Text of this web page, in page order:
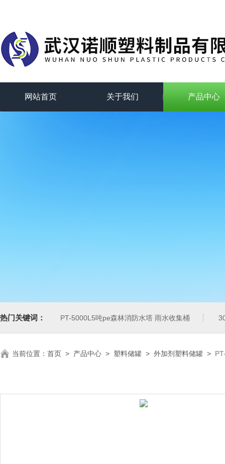
网站首页 关于我们 产品中心
热门关键词： PT-5000L5吨pe森林消防水塔 雨水收集桶
当前位置： 首页 > 产品中心 > 塑料储罐 > 外加剂塑料储罐 >